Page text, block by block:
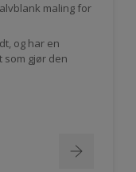
maling for
og har en
gjør den